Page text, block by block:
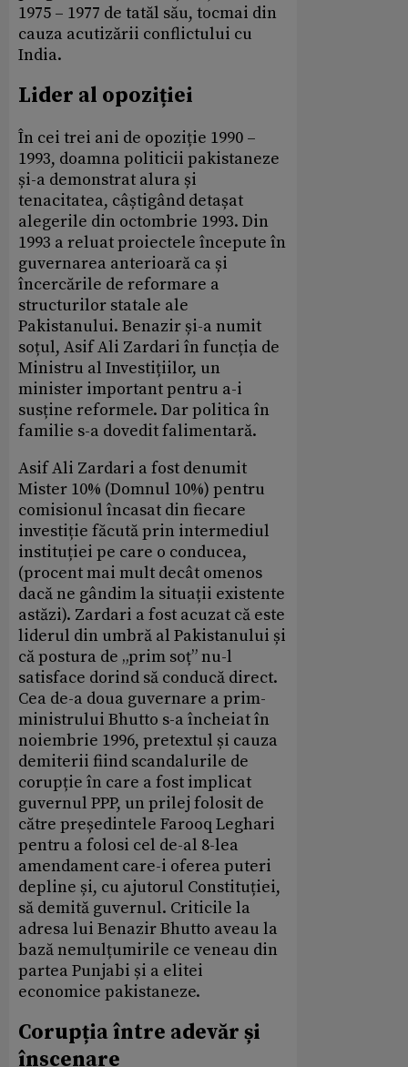
1975 – 1977 de tatăl său, tocmai din
cauza acutizării conflictului cu
India.
Lider al opoziției
În cei trei ani de opoziție 1990 –
1993, doamna politicii pakistaneze
și-a demonstrat alura și
tenacitatea, câștigând detașat
alegerile din octombrie 1993. Din
1993 a reluat proiectele începute în
guvernarea anterioară ca și
încercările de reformare a
structurilor statale ale
Pakistanului. Benazir și-a numit
soțul, Asif Ali Zardari în funcția de
Ministru al Investițiilor, un
minister important pentru a-i
susține reformele. Dar politica în
familie s-a dovedit falimentară.
Asif Ali Zardari a fost denumit
Mister 10% (Domnul 10%) pentru
comisionul încasat din fiecare
investiție făcută prin intermediul
instituției pe care o conducea,
(procent mai mult decât omenos
dacă ne gândim la situații existente
astăzi). Zardari a fost acuzat că este
liderul din umbră al Pakistanului și
că postura de „prim soț” nu-l
satisface dorind să conducă direct.
Cea de-a doua guvernare a prim-
ministrului Bhutto s-a încheiat în
noiembrie 1996, pretextul și cauza
demiterii fiind scandalurile de
corupție în care a fost implicat
guvernul PPP, un prilej folosit de
către președintele Farooq Leghari
pentru a folosi cel de-al 8-lea
amendament care-i oferea puteri
depline și, cu ajutorul Constituției,
să demită guvernul. Criticile la
adresa lui Benazir Bhutto aveau la
bază nemulțumirile ce veneau din
partea Punjabi și a elitei
economice pakistaneze.
Corupția între adevăr și
înscenare